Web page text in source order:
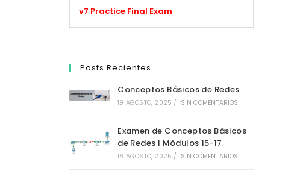
v7 Practice Final Exam
Posts Recientes
Conceptos Básicos de Redes
19 AGOSTO, 2025 / SIN COMENTARIOS
Examen de Conceptos Básicos
de Redes | Módulos 15-17
18 AGOSTO, 2025 / SIN COMENTARIOS